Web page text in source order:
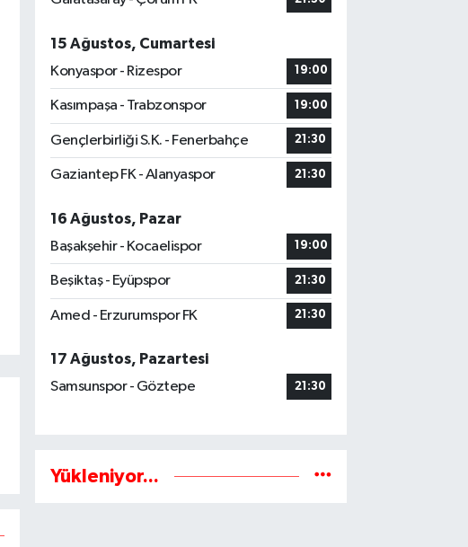
15 Ağustos, Cumartesi
Konyaspor - Rizespor
19:00
Kasımpaşa - Trabzonspor 19:00
Gençlerbirliği S.K. - Fenerbahçe 21:30
Gaziantep FK - Alanyaspor 21:30
16 Ağustos, Pazar
Başakşehir - Kocaelispor
19:00
Beşiktaş - Eyüpspor 21:30
Amed - Erzurumspor FK 21:30
17 Ağustos, Pazartesi
Samsunspor - Göztepe
21:30
Yükleniyor...